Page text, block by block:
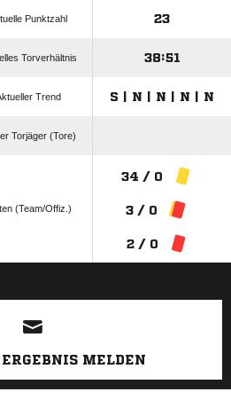
Punktzahl 23
Torverhältnis 38:51
Trend S | N | N | N | N
Torjäger (Tore)
(Team/Offiz.)
34 / 0
3 / 0
2 / 0
ANZEIGE
MELDEN